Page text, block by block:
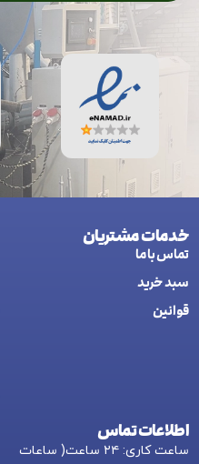
خدمات مشتریان
تماس با ما
سبد خرید
قوانین
اطلاعات تماس
ساعت کاری: ۲۴ ساعت( ساعات